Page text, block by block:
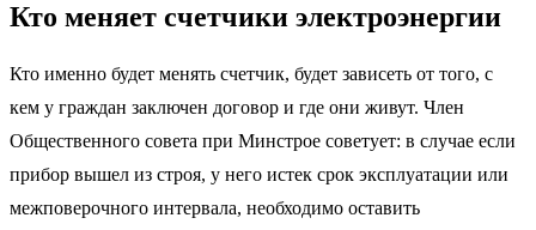
Кто меняет счетчики электроэнергии
Кто именно будет менять счетчик, будет зависеть от того, с
кем у граждан заключен договор и где они живут. Член
Общественного совета при Минстрое советует: в случае если
прибор вышел из строя, у него истек срок эксплуатации или
межповерочного интервала, необходимо оставить